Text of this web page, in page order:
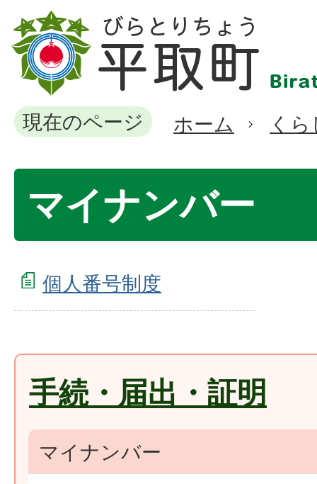
現在のページ ホーム く
マイナンバー
個人番号制度
手続・届出・証明
マイナンバー